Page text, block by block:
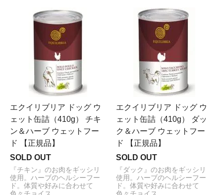
エクイリブリア ドッグ ウ
ェット缶詰（410g） チキ
ン＆ハーブ ウェットフー
ド 【正規品】
SOLD OUT
『チキン』のお肉をギッシリ
使用。ハーブのヘルシーフー
ド。体質や好みに合わせて
エクイリブリア ドッグ ウ
ェット缶詰（410g） ダッ
ク＆ハーブ ウェットフー
ド 【正規品】
SOLD OUT
『ダック』のお肉をギッシリ
使用。ハーブのヘルシーフー
ド。体質や好みに合わせて